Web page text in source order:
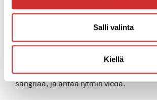
Salli valinta
Kiellä
iltaa
aikana sukellamme salsan rytmeihin.
napata mukaasi virkistävän juoman,
sangriaa, ja antaa rytmin viedä.